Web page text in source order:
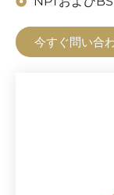
今すぐ問い合